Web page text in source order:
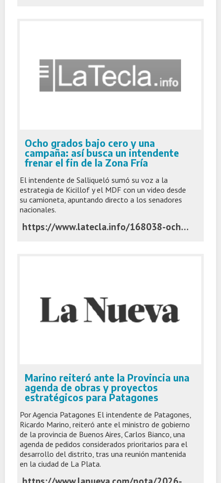
Ocho grados bajo cero y una
campaña: así busca un intendente
frenar el fin de la Zona Fría
El intendente de Salliqueló sumó su voz a la
estrategia de Kicillof y el MDF con un video desde
su camioneta, apuntando directo a los senadores
nacionales.
https://www.latecla.info/168038-ocho-grados-bajo-cero-y-una-campana-asi-busca-succurro-frenar-el-fin-de-la-zona-fria
Marino reiteró ante la Provincia una
agenda de obras y proyectos
estratégicos para Patagones
Por Agencia Patagones El intendente de Patagones,
Ricardo Marino, reiteró ante el ministro de gobierno
de la provincia de Buenos Aires, Carlos Bianco, una
agenda de pedidos considerados prioritarios para el
desarrollo del distrito, tras una reunión mantenida
en la ciudad de La Plata.